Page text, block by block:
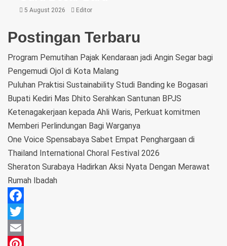
5 August 2026 Editor
Postingan Terbaru
Program Pemutihan Pajak Kendaraan jadi Angin Segar bagi
Pengemudi Ojol di Kota Malang
Puluhan Praktisi Sustainability Studi Banding ke Bogasari
Bupati Kediri Mas Dhito Serahkan Santunan BPJS
Ketenagakerjaan kepada Ahli Waris, Perkuat komitmen
Memberi Perlindungan Bagi Warganya
One Voice Spensabaya Sabet Empat Penghargaan di
Thailand International Choral Festival 2026
Sheraton Surabaya Hadirkan Aksi Nyata Dengan Merawat
Rumah Ibadah
Facebook
Twitter
Email